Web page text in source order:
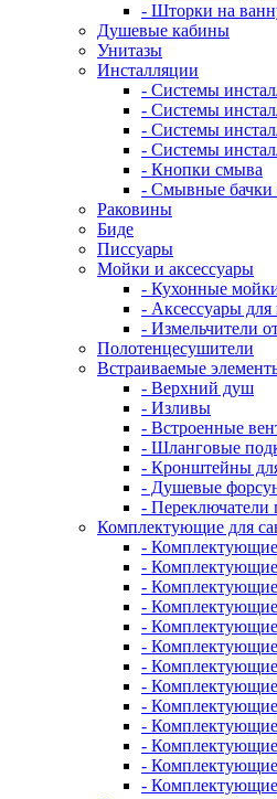
- Шторки на
Душевые кабины
Унитазы
Инсталляции
- Системы
- Системы
- Системы
- Системы
- Кнопки смыва
- Смывные бачки
Раковины
Биде
Писсуары
Мойки и аксессуары
- Кухонные
- Аксессуары
- Измельчители
Полотенцесушители
Встраиваемые
- Верхний душ
- Изливы
- Встроенные
- Шланговые
- Кронштейны
- Душевые
- Переключатели
Комплектующие для
- Комплектующие
- Комплектующие
-
-
- Комплектующие
- Комплектующие
- Комплектующие
-
-
- Комплектующие
- Комплектующие
-
- Комплектующие